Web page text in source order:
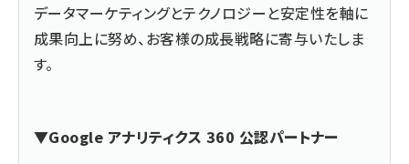
データマーケティングとテクノロジーと安定性を軸に
成果向上に努め、お客様の成長戦略に寄与いたしま
す。
▼Google アナリティクス 360 公認パートナー